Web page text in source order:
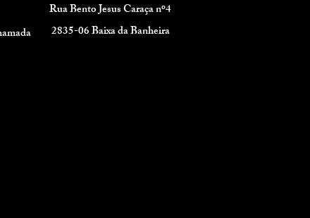
Rua Bento Jesus Caraça nº4
2835-06 Baixa da Banheira